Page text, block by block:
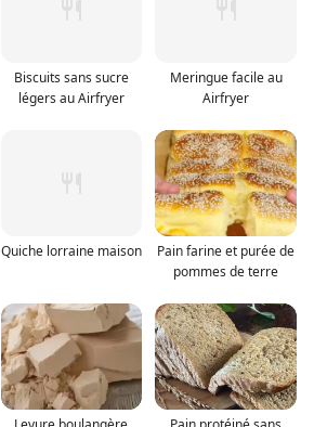
Biscuits sans sucre
légers au Airfryer
Meringue facile au
Airfryer
Quiche lorraine maison
Pain farine et purée de
pommes de terre